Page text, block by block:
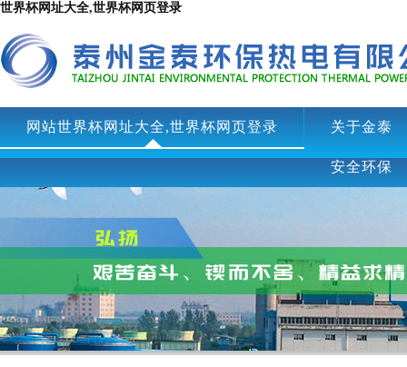
世界杯网址大全,世界杯网页登录
网站世界杯网址大全,世界杯网页登录 关于金泰
安全环保